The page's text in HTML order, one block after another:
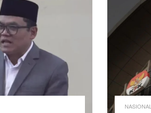
NASIONAL